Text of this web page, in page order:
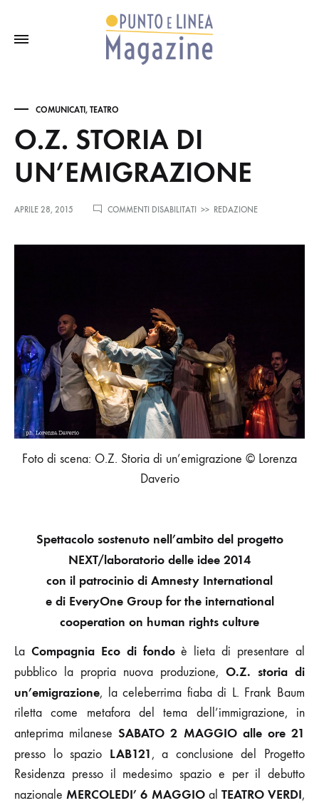
COMUNICATI, TEATRO
O.Z. STORIA DI
UN’EMIGRAZIONE
APRILE 28, 2015 COMMENTI DISABILITATI
SU
DI
>> REDAZIONE
Foto di scena: O.Z. Storia di un’emigrazione © Lorenza
Daverio
Spettacolo sostenuto nell’ambito del progetto
NEXT/laboratorio delle idee 2014
con il patrocinio di Amnesty International
e di EveryOne Group for the international
cooperation on human rights culture
La Compagnia Eco di fondoè lieta di presentare al
pubblico la propria nuova produzione, O.Z. storia di
un’emigrazione, la celeberrima fiaba di L. Frank Baum
riletta come metafora del tema dell’immigrazione, in
anteprima milaneseSABATO 2 MAGGIO alle ore 21
presso lo spazio LAB121, a conclusione del Progetto
Residenza presso il medesimo spazio e per il debutto
nazionaleMERCOLEDI’ 6 MAGGIOal TEATRO VERDI,